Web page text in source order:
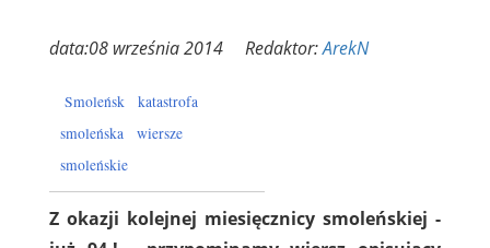
data:08 września 2014 Redaktor:ArekN
Smoleńsk
katastrofa
smoleńska
wiersze
smoleńskie
Z okazji kolejnej miesięcznicy smoleńskiej -